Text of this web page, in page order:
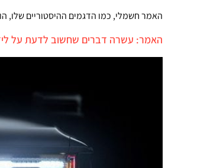
האמר חשמלי, כמו הדגמים ההיסטוריים שלו, הוא כלי
האמר: עשרה דברים שחשוב לדעת על